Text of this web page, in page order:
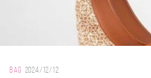
BAG 2024/12/12